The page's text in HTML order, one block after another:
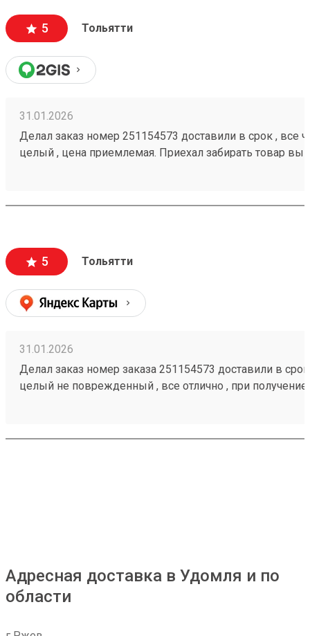
5 Тольятти
31.01.2026
Делал заказ номер 251154573 доставили в срок , все
целый , цена приемлемая. Приехал забирать товар
5 Тольятти
31.01.2026
Делал заказ номер заказа 251154573 доставили в
целый не поврежденный , все отлично , при
Адресная доставка в Удомля и по
области